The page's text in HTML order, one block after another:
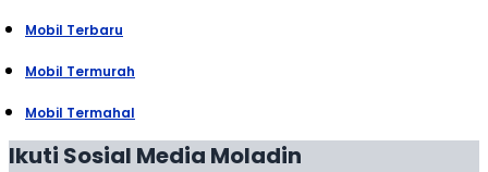
Mobil Terbaru
Mobil Termurah
Mobil Termahal
Ikuti Sosial Media Moladin